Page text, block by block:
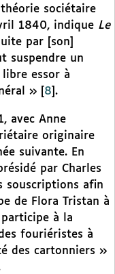
sociétaire
1840, indique Le
par [son]
suspendre un
essor à
»
8 .
avec Anne
originaire
suivante. En
par Charles
souscriptions afin
de Flora Tristan à
à la
fouriéristes à
des cartonniers »